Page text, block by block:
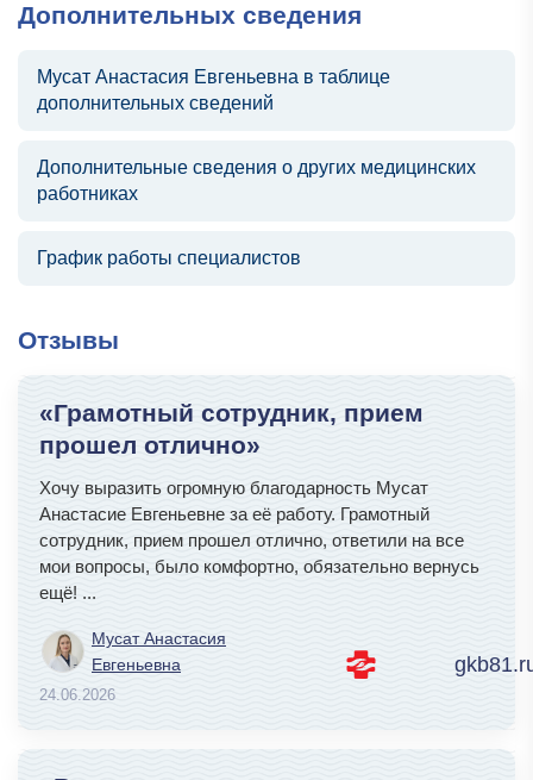
Дополнительных сведения
Мусат Анастасия Евгеньевна в таблице
дополнительных сведений
Дополнительные сведения о других медицинских
работниках
График работы специалистов
Отзывы
«Грамотный сотрудник, прием
прошел отлично»
Хочу выразить огромную благодарность Мусат
Анастасие Евгеньевне за её работу. Грамотный
сотрудник, прием прошел отлично, ответили на все
мои вопросы, было комфортно, обязательно вернусь
ещё! ...
Мусат Анастасия
Евгеньевна
24.06.2026